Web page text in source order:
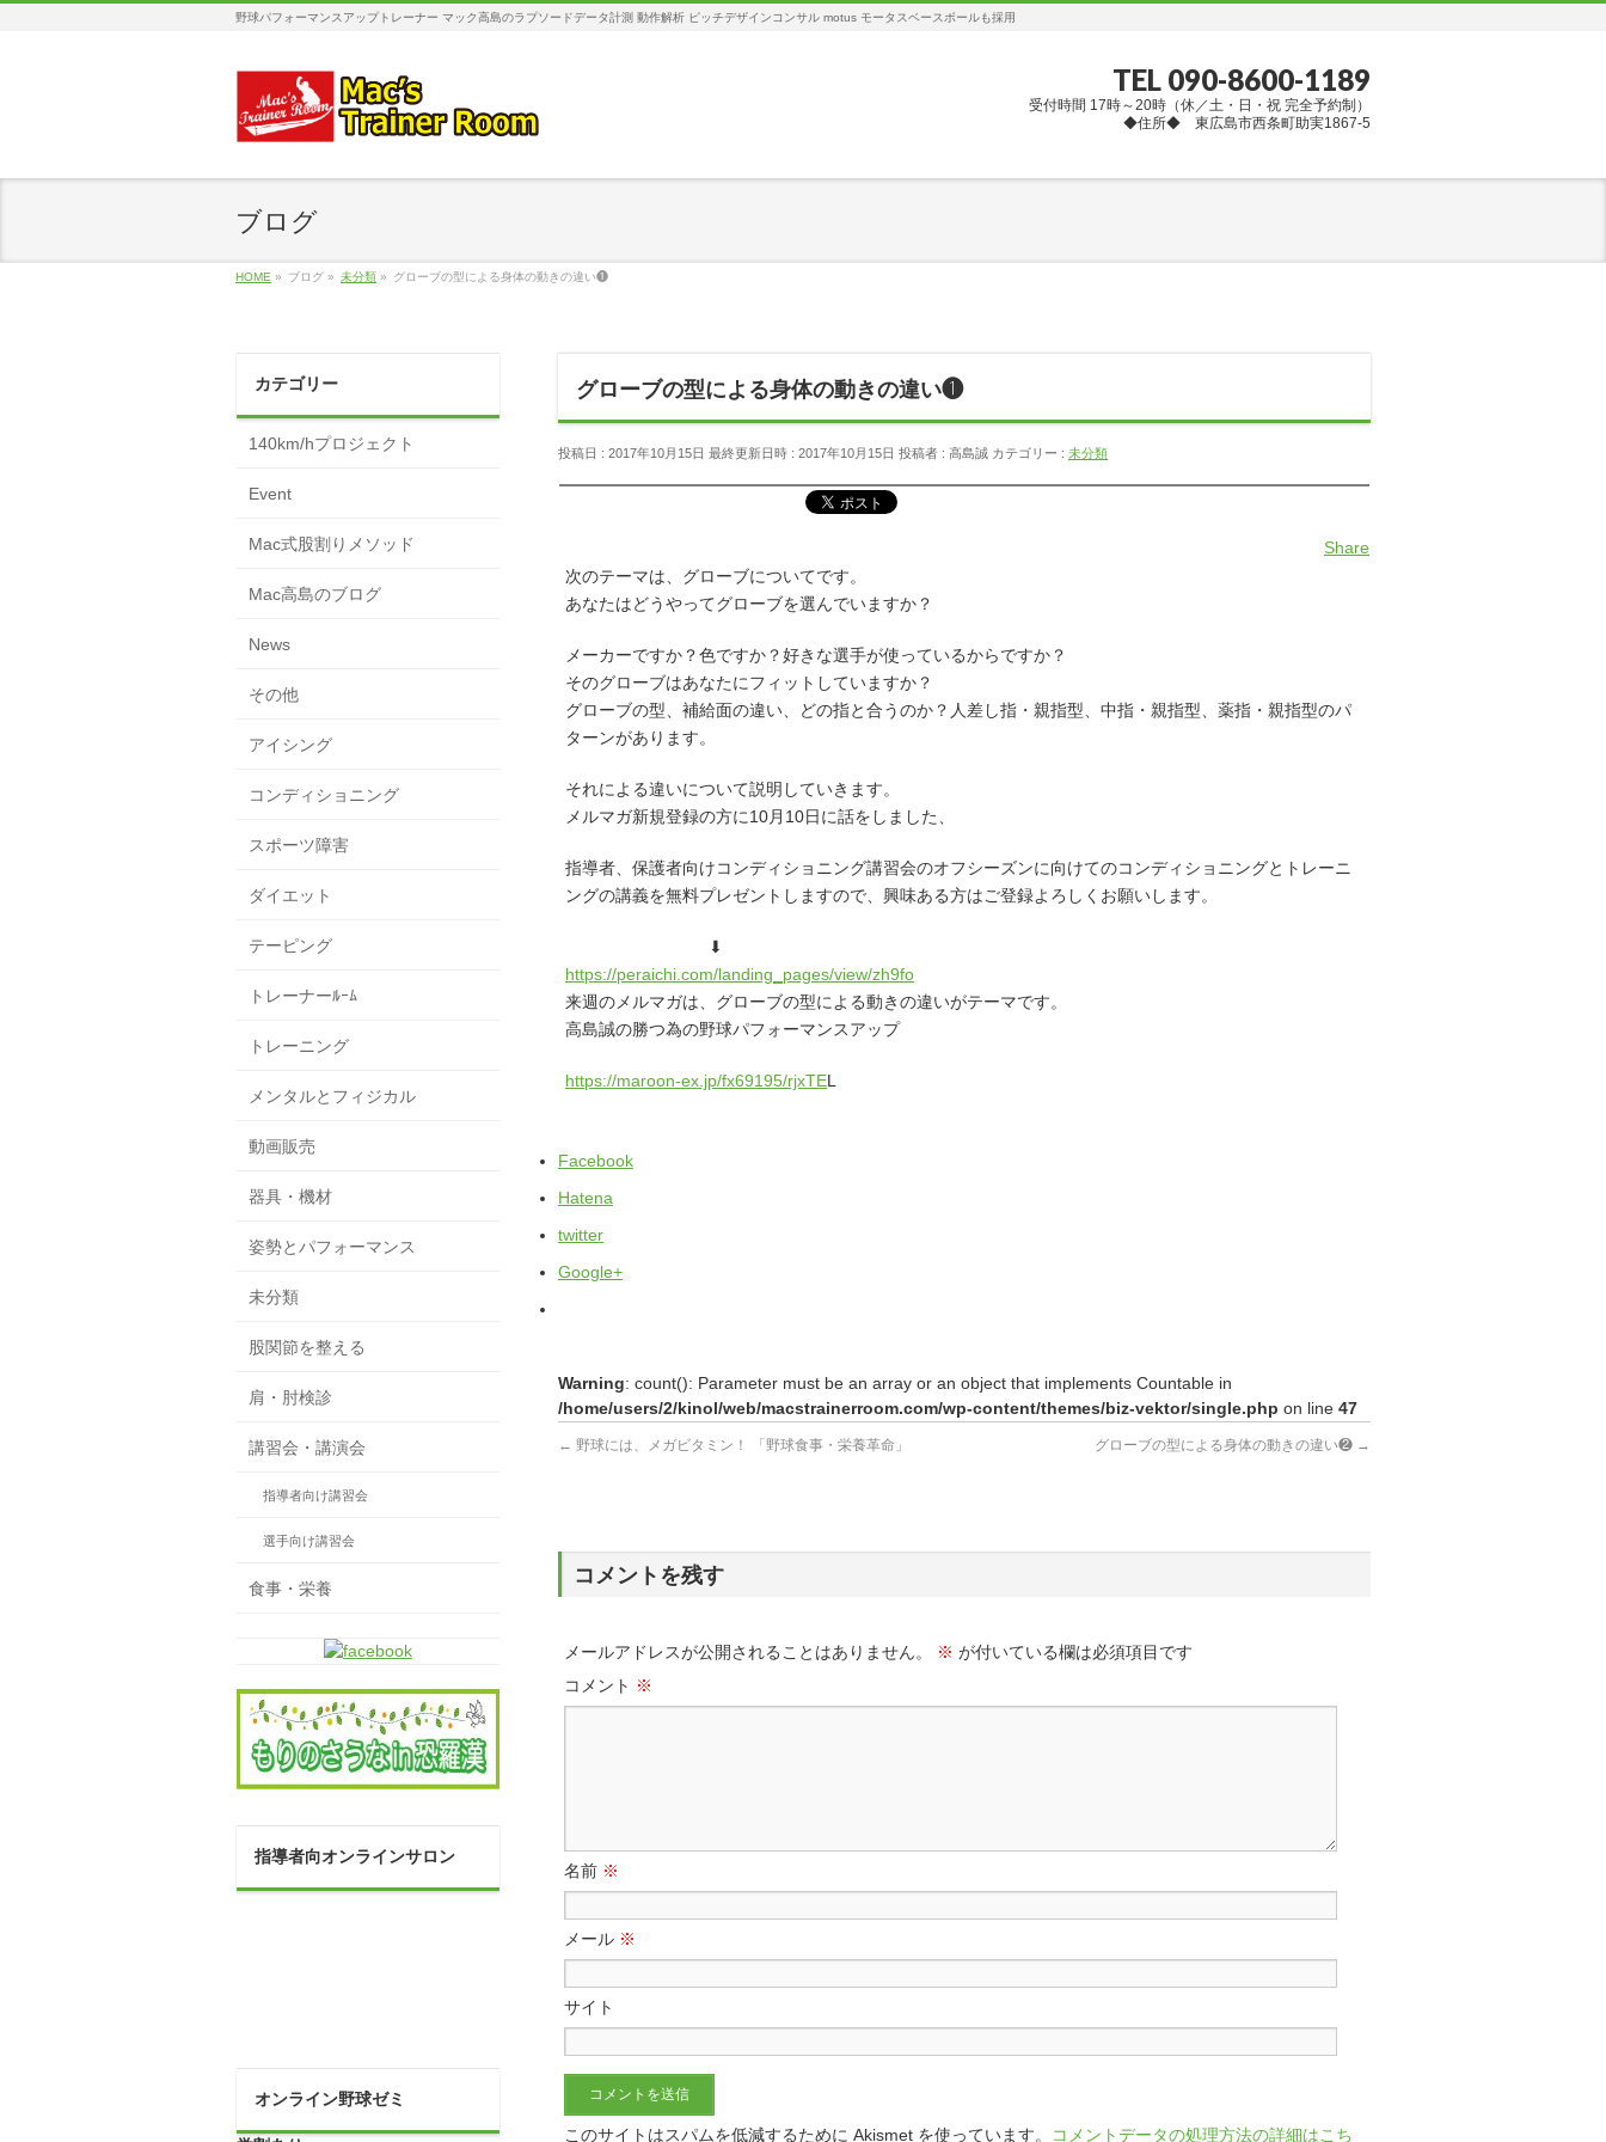
野球パフォーマンスアップトレーナー マック高島のラプソードデータ計測 動作解析 ピッチデザインコンサル motus モータスベースボールも採用
TEL 090-8600-1189
受付時間 17時～20時（休／土・日・祝 完全予約制）
◆住所◆ 東広島市西条町助実1867-5
ブログ
HOME » ブログ » 未分類 » グローブの型による身体の動きの違い❶
グローブの型による身体の動きの違い❶
投稿日 : 2017年10月15日 最終更新日時 : 2017年10月15日 投稿者 : 高島誠 カテゴリー : 未分類
Share
次のテーマは、グローブについてです。
あなたはどうやってグローブを選んでいますか？
メーカーですか？色ですか？好きな選手が使っているからですか？
そのグローブはあなたにフィットしていますか？
グローブの型、補給面の違い、どの指と合うのか？人差し指・親指型、中指・親指型、薬指・親指型のパ
ターンがあります。
それによる違いについて説明していきます。
メルマガ新規登録の方に10月10日に話をしました、
指導者、保護者向けコンディショニング講習会のオフシーズンに向けてのコンディショニングとトレーニ
ングの講義を無料プレゼントしますので、興味ある方はご登録よろしくお願いします。
⬇︎
https://peraichi.com/landing_pages/view/zh9fo
来週のメルマガは、グローブの型による動きの違いがテーマです。
高島誠の勝つ為の野球パフォーマンスアップ
https://maroon-ex.jp/fx69195/rjxTEL
Facebook
Hatena
twitter
Google+
Warning: count(): Parameter must be an array or an object that implements Countable in
/home/users/2/kinol/web/macstrainerroom.com/wp-content/themes/biz-vektor/single.php on line 47
← 野球には、メガビタミン！ 「野球食事・栄養革命」 グローブの型による身体の動きの違い❷ →
コメントを残す
メールアドレスが公開されることはありません。 ※ が付いている欄は必須項目です
コメント ※
名前 ※
メール ※
サイト
このサイトはスパムを低減するために Akismet を使っています。
コメントデータの処理方法の詳細はこち
カテゴリー
140km/hプロジェクト
Event
Mac式股割りメソッド
Mac高島のブログ
News
その他
アイシング
コンディショニング
スポーツ障害
ダイエット
テーピング
トレーナーﾙｰﾑ
トレーニング
メンタルとフィジカル
動画販売
器具・機材
姿勢とパフォーマンス
未分類
股関節を整える
肩・肘検診
講習会・講演会
指導者向け講習会
選手向け講習会
食事・栄養
指導者向オンラインサロン
オンライン野球ゼミ